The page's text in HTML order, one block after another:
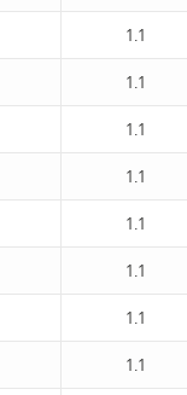
1.1
1.1
1.1
1.1
1.1
1.1
1.1
1.1